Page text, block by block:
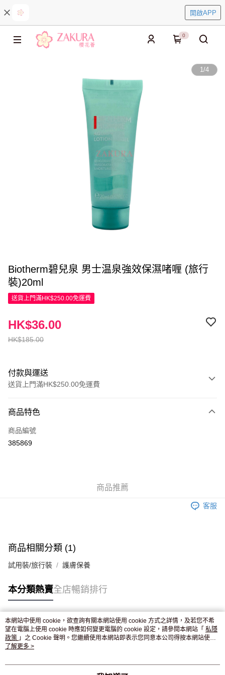
開啟APP
0
1/4
Biotherm碧兒泉 男士温泉強效保濕啫喱 (旅行
裝)20ml
送貨上門滿HK$250.00免運費
HK$185.00
HK$36.00
付款與運送
送貨上門滿HK$250.00免運費
信用卡
Apple Pay
付款後門市自取，訂單確認後2-4個工作天到店，7天內取。逾期後
商品特色
商品編號
385869
商品推薦
客服
商品相關分類 (1)
試用裝/旅行裝 護膚保養
本分類熱賣全店暢銷排行
熱門標籤
熱銷排行
本網站中使用 cookie，欲查詢有關本網站使用 cookie 方式之詳情，及若您不希
望在電腦上使用 cookie 時應如何變更電腦的 cookie 設定，請參閱本網站「 私隱
政策 」之 Cookie 聲明。您繼續使用本網站即表示您同意本公司得按本網站使用
條款之 Cookie 聲明使用 cookie。
了解更多 >